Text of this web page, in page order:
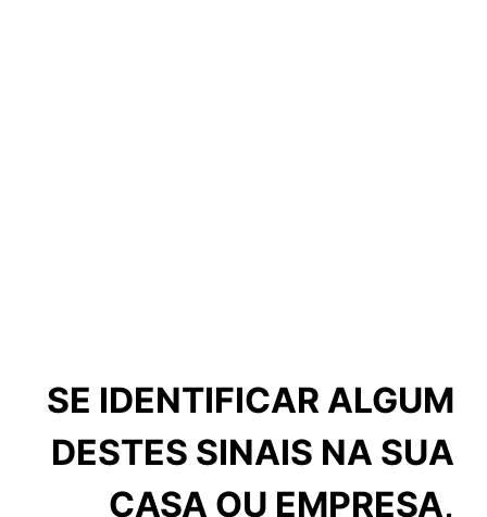
SE IDENTIFICAR ALGUM
DESTES SINAIS NA SUA
CASA OU EMPRESA,